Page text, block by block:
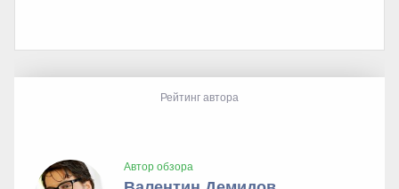
Рейтинг автора
Автор обзора